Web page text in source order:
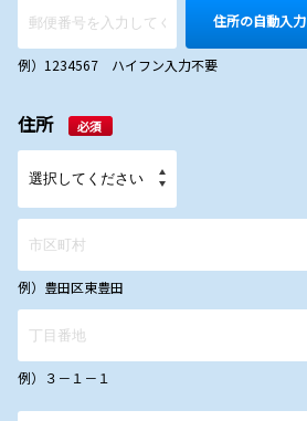
住所の自動入力
例）1234567 ハイフン入力不要
住所 必須
例）豊田区東豊田
例）３－１－１